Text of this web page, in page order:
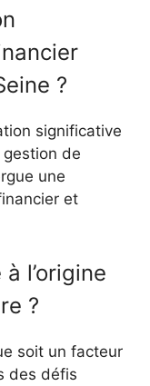
?
significative
de
une
et
l’origine
?
soit un facteur
des défis